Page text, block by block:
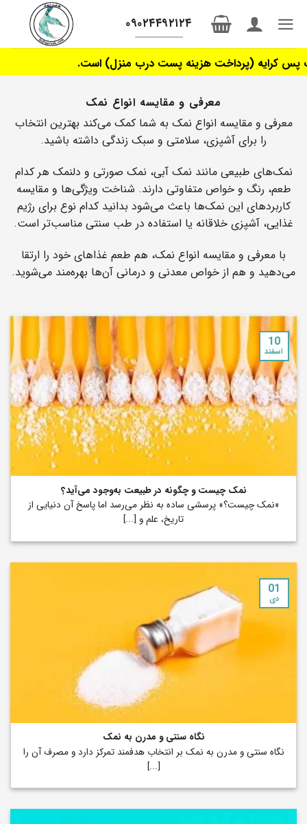
۰۹۰۲۴۴۹۲۱۲۴
پست درب منزل) است.
معرفی و مقایسه انواع نمک
معرفی و مقایسه انواع نمک به شما کمک می‌کند بهترین انتخاب
را برای آشپزی، سلامتی و سبک زندگی داشته باشید.
نمک‌های طبیعی مانند نمک آبی، نمک صورتی و دلنمک هر کدام
طعم، رنگ و خواص متفاوتی دارند. شناخت ویژگی‌ها و مقایسه
کاربردهای این نمک‌ها باعث می‌شود بدانید کدام نوع برای رژیم
غذایی، آشپزی خلاقانه یا استفاده در طب سنتی مناسب‌تر است.
با معرفی و مقایسه انواع نمک، هم طعم غذاهای خود را ارتقا
می‌دهید و هم از خواص معدنی و درمانی آن‌ها بهره‌مند می‌شوید.
نمک چیست و چگونه در طبیعت به‌وجود می‌آید؟
«نمک چیست؟» پرسشی ساده به نظر می‌رسد اما پاسخ آن دنیایی از
تاریخ، علم و [...]
10
اسفند
نگاه سنتی و مدرن به نمک
نگاه سنتی و مدرن به نمک بر انتخاب هدفمند تمرکز دارد و مصرف آن را
[...]
01
دی